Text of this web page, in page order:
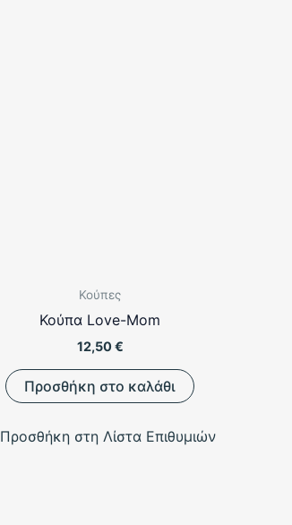
Κούπες
Κούπα Love-Mom
12,50€
Προσθήκη στο καλάθι
Προσθήκη στη Λίστα Επιθυμιών